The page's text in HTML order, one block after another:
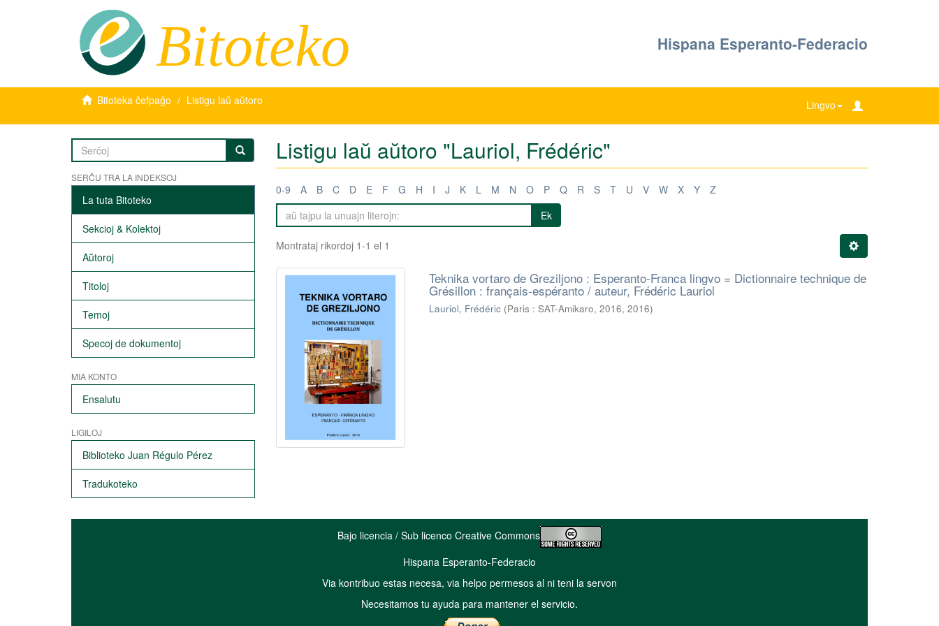
Bitoteko Hispana Esperanto-Federacio
Bitoteka ĉefpaĝo Listigu laŭ aŭtoro Lingvo
SERĈU TRA LA INDEKSOJ
La tuta Bitoteko
Sekcioj & Kolektoj
Aŭtoroj
Titoloj
Temoj
Specoj de dokumentoj
MIA KONTO
Ensalutu
LIGILOJ
Biblioteko Juan Régulo Pérez
Tradukoteko
Listigu laŭ aŭtoro "Lauriol, Frédéric"
0-9 A B C D E F G H I J K L M N O P Q R S T U V W X Y
Z
Ek
Montrataj rikordoj 1-1 el 1
Teknika vortaro de Greziljono : Esperanto-Franca lingvo = Dictionnaire technique de
Grésillon : français-espéranto / auteur, Frédéric Lauriol
Lauriol, Frédéric (Paris : SAT-Amikaro, 2016, 2016)
Bajo licencia / Sub licenco Creative Commons
Hispana Esperanto-Federacio
Via kontribuo estas necesa, via helpo permesos al ni teni la servon
Necesitamos tu ayuda para mantener el servicio.